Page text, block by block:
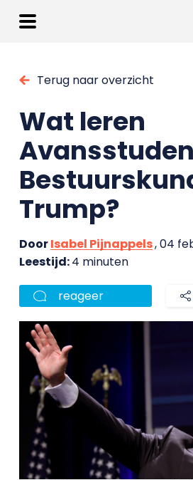
Terug naar overzicht
Wat leren
Trump?
DoorIsabel Pijnappels, 04
Leestijd:4 minuten
reageer